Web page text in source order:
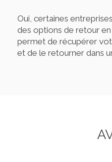
Oui, certaines
des options de retour en
permet de récupérer
et de le retourner dans